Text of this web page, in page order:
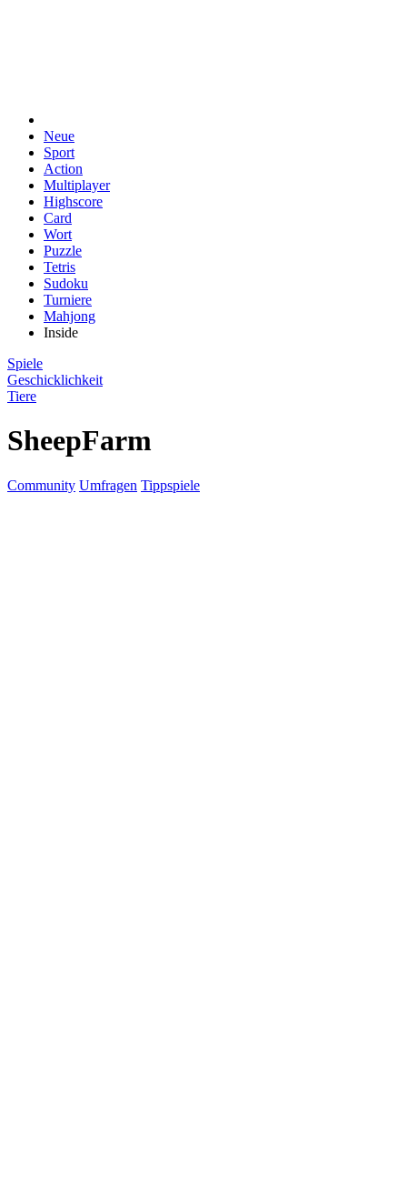
Neue
Sport
Action
Multiplayer
Highscore
Card
Wort
Puzzle
Tetris
Sudoku
Turniere
Mahjong
Inside
Spiele
Geschicklichkeit
Tiere
SheepFarm
Community Umfragen Tippspiele